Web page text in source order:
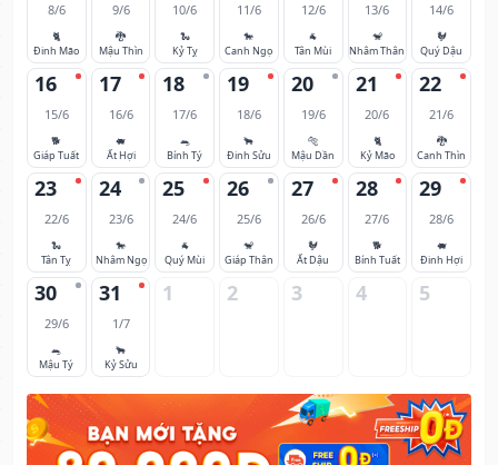
8/6
🐈
Đinh Mão
9/6
🐉
Mậu Thìn
10/6
🐍
Kỷ Tỵ
11/6
🐎
Canh Ngọ
12/6
🐐
Tân Mùi
13/6
🐒
Nhâm Thân
14/6
🐓
Quý Dậu
16
15/6
🐕
Giáp Tuất
17
16/6
🐖
Ất Hợi
18
17/6
🐀
Bính Tý
19
18/6
🐂
Đinh Sửu
20
19/6
🐅
Mậu Dần
21
20/6
🐈
Kỷ Mão
22
21/6
🐉
Canh Thìn
23
22/6
🐍
Tân Tỵ
24
23/6
🐎
Nhâm Ngọ
25
24/6
🐐
Quý Mùi
26
25/6
🐒
Giáp Thân
27
26/6
🐓
Ất Dậu
28
27/6
🐕
Bính Tuất
29
28/6
🐖
Đinh Hợi
30
29/6
🐀
Mậu Tý
31
1/7
🐂
Kỷ Sửu
1 2 3 4 5